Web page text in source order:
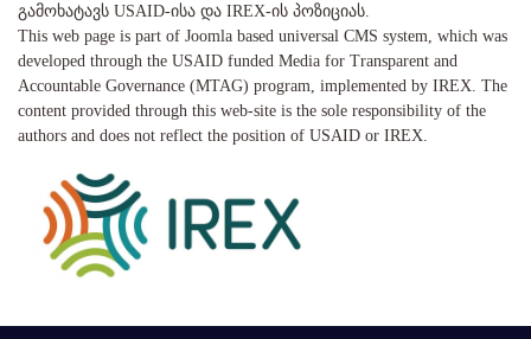
გამოხატავს USAID-ისა და IREX-ის პოზიციას.
This web page is part of Joomla based universal CMS system, which was
developed through the USAID funded Media for Transparent and
Accountable Governance (MTAG) program, implemented by IREX. The
content provided through this web-site is the sole responsibility of the
authors and does not reflect the position of USAID or IREX.